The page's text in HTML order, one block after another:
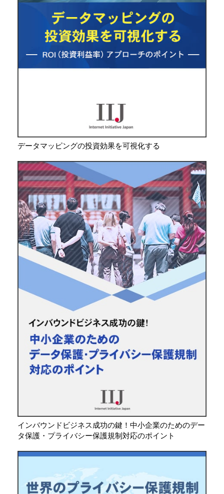
データマッピングの投資効果を可視化する
インバウンドビジネス成功の鍵！中小企業のためのデー
タ保護・プライバシー保護規制対応のポイント